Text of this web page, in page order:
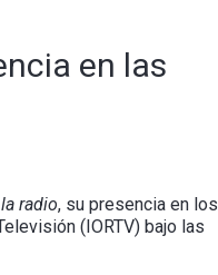
en las
radio, su presencia en los
(IORTV) bajo las